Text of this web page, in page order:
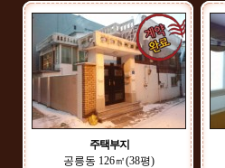
주택부지
공릉동 126㎡(38평)